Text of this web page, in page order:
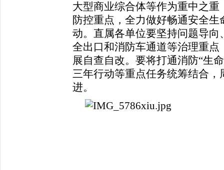
大型商业综合体等作为重中之
防控重点，全力做好畅通安全
动。直属各单位要坚持问题导
全出口和消防车通道等治理重
展自查自改。要将打通消防“生
三年行动等重点任务统筹结合
进。